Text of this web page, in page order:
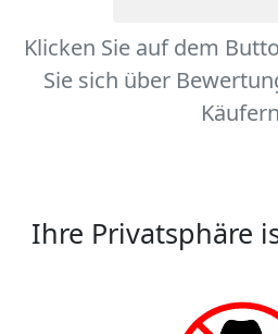
Klicken Sie auf dem
Sie sich über
Ihre Privatsphäre